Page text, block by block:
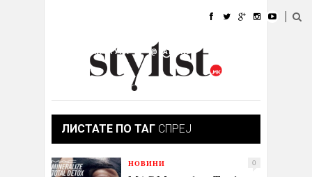
УБАВИНА
КУЛТУРА @РАБОТА
ИЗЛОГ
ЛИСТАТЕ ПО ТАГ СПРЕЈ
НОВИНИ 0